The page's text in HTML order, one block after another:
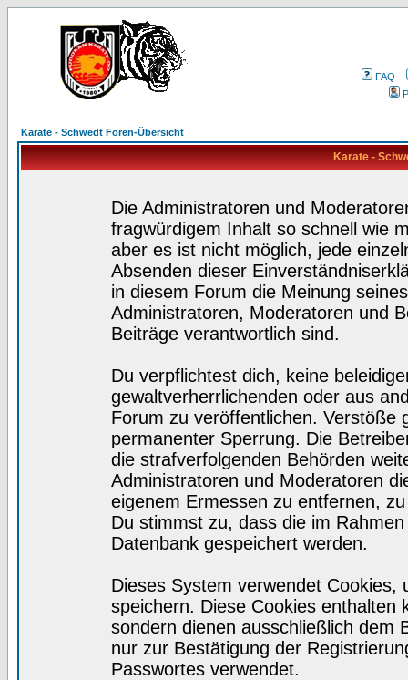
FAQ
Karate - Schwedt Foren-Übersicht
Karate -
Die Administratoren und
fragwürdigem Inhalt so schnell wie
aber es ist nicht möglich, jede
Absenden dieser
in diesem Forum die Meinung
Administratoren, Moderatoren und
Beiträge verantwortlich sind.
Du verpflichtest dich, keine
gewaltverherrlichenden oder aus
Forum zu veröffentlichen. Verstöße
permanenter Sperrung. Die
die strafverfolgenden Behörden
Administratoren und Moderatoren
eigenem Ermessen zu entfernen,
Du stimmst zu, dass die im
Datenbank gespeichert werden.
Dieses System verwendet
speichern. Diese Cookies enthalten
sondern dienen ausschließlich dem
nur zur Bestätigung der
Passwortes verwendet.